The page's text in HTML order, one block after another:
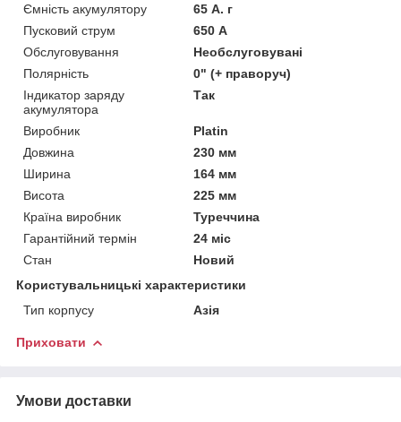
Ємність акумулятору
65 А. г
Пусковий струм
650 А
Обслуговування
Необслуговувані
Полярність
0" (+ праворуч)
Індикатор заряду
акумулятора
Так
Виробник
Platin
Довжина
230 мм
Ширина
164 мм
Висота
225 мм
Країна виробник
Туреччина
Гарантійний термін
24 міс
Стан
Новий
Користувальницькі характеристики
Тип корпусу
Азія
Приховати
Умови доставки